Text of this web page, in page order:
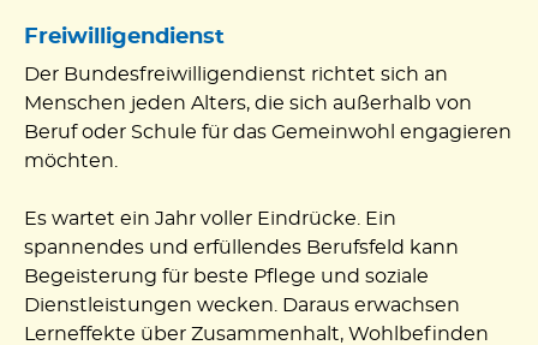
Freiwilligendienst
Der Bundesfreiwilligendienst richtet sich an
Menschen jeden Alters, die sich außerhalb von
Beruf oder Schule für das Gemeinwohl engagieren
möchten.
Es wartet ein Jahr voller Eindrücke. Ein
spannendes und erfüllendes Berufsfeld kann
Begeisterung für beste Pflege und soziale
Dienstleistungen wecken. Daraus erwachsen
Lerneffekte über Zusammenhalt, Wohlbefinden